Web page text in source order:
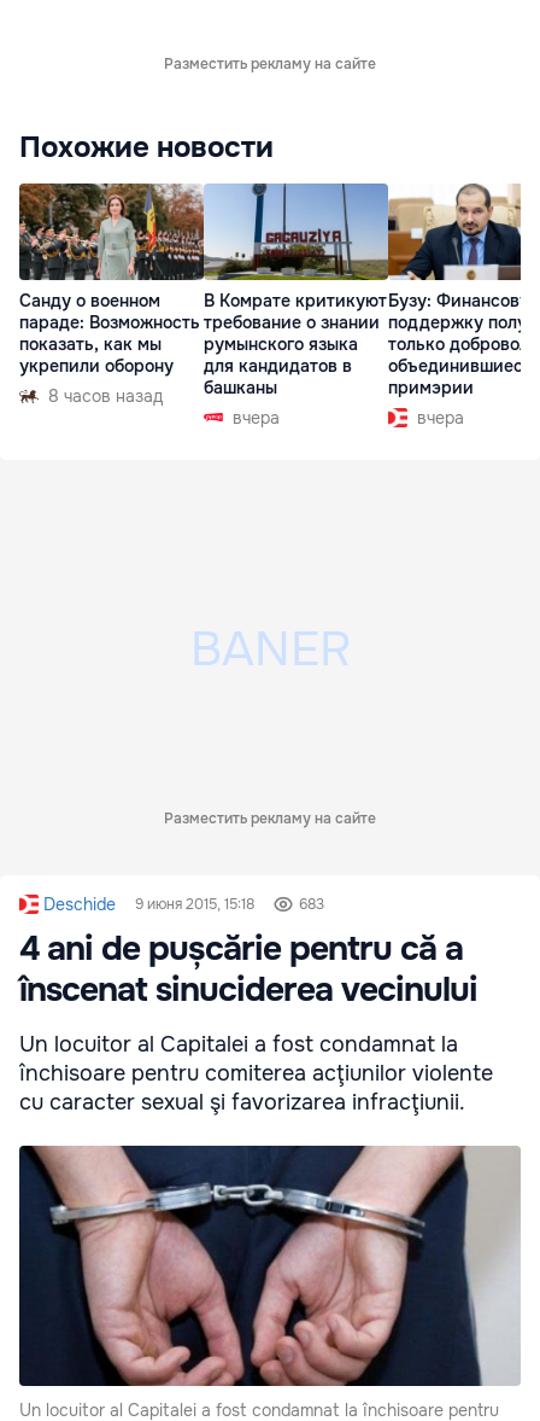
Разместить рекламу на сайте
Похожие новости
Санду о военном
параде: Возможность
показать, как мы
укрепили оборону
8 часов назад
В Комрате критикуют
требование о знании
румынского языка
для кандидатов в
башканы
вчера
Бузу:
поддержку
только
объединившиеся
примэрии
вчера
Разместить рекламу на сайте
Deschide 9 июня 2015, 15:18 683
4 ani de pușcărie pentru că a
înscenat sinuciderea vecinului
Un locuitor al Capitalei a fost condamnat la
închisoare pentru comiterea acţiunilor violente
cu caracter sexual şi favorizarea infracţiunii.
Un locuitor al Capitalei a fost condamnat la închisoare pentru